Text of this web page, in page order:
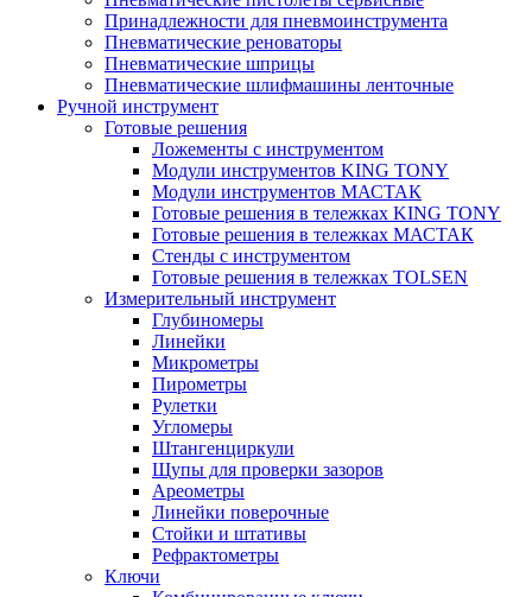
Принадлежности для пневмоинструмента
Пневматические реноваторы
Пневматические шприцы
Пневматические шлифмашины ленточные
Ручной инструмент
Готовые решения
Ложементы с инструментом
Модули инструментов KING TONY
Модули инструментов МАСТАК
Готовые решения в тележках KING TONY
Готовые решения в тележках МАСТАК
Стенды с инструментом
Готовые решения в тележках TOLSEN
Измерительный инструмент
Глубиномеры
Линейки
Микрометры
Пирометры
Рулетки
Угломеры
Штангенциркули
Щупы для проверки зазоров
Ареометры
Линейки поверочные
Стойки и штативы
Рефрактометры
Ключи